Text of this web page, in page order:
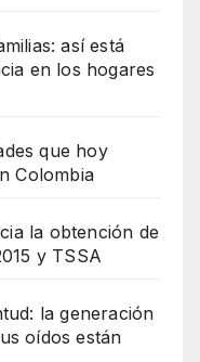
así está
en los hogares
que hoy
Colombia
la obtención de
y TSSA
la generación
oídos están